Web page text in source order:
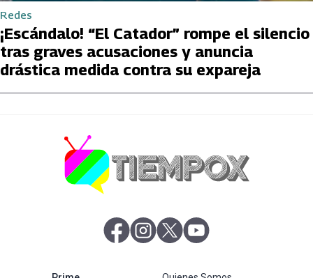
Redes
¡Escándalo! “El Catador” rompe el silencio
tras graves acusaciones y anuncia
drástica medida contra su expareja
abre en nueva pestaña
abre en nueva pestaña
abre en nueva pestaña